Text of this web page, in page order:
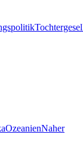
OzeanienNaher